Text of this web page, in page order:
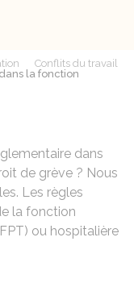
Conflits du travail
la fonction
dans
de grève ? Nous
Les règles
la fonction
ou hospitalière